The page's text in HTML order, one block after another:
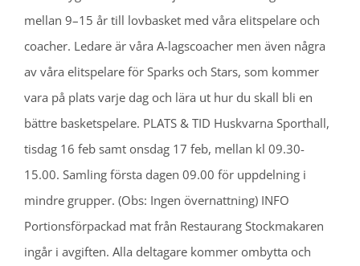
mellan 9–15 år till lovbasket med våra elitspelare och
coacher. Ledare är våra A-lagscoacher men även några
av våra elitspelare för Sparks och Stars, som kommer
vara på plats varje dag och lära ut hur du skall bli en
bättre basketspelare. PLATS & TID Huskvarna Sporthall,
tisdag 16 feb samt onsdag 17 feb, mellan kl 09.30-
15.00. Samling första dagen 09.00 för uppdelning i
mindre grupper. (Obs: Ingen övernattning) INFO
Portionsförpackad mat från Restaurang Stockmakaren
ingår i avgiften. Alla deltagare kommer ombytta och